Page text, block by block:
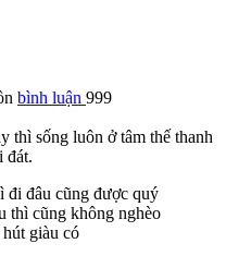
bình luận 999
thì sống luôn ở tâm thế thanh
đát.
giàu có